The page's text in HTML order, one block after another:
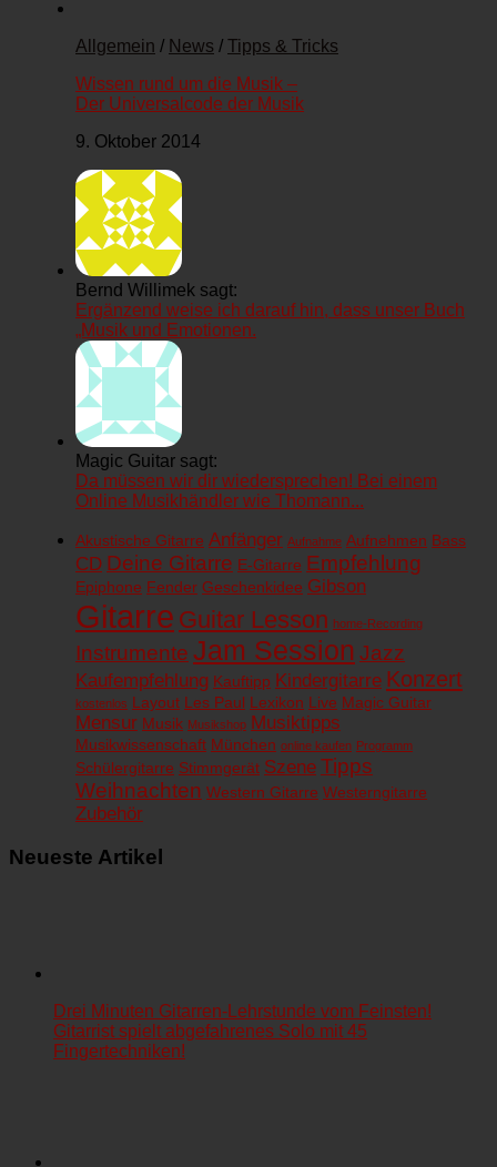
Allgemein / News / Tipps & Tricks
Wissen rund um die Musik –
Der Universalcode der Musik
9. Oktober 2014
Bernd Willimek sagt:
Ergänzend weise ich darauf hin, dass unser Buch
„Musik und Emotionen.
Magic Guitar sagt:
Da müssen wir dir wiedersprechen! Bei einem
Online Musikhändler wie Thomann...
Akustische Gitarre Anfänger Aufnahme Aufnehmen Bass
CD Deine Gitarre E-Gitarre Empfehlung
Epiphone Fender Geschenkidee Gibson
Gitarre Guitar Lesson home-Recording
Instrumente Jam Session Jazz
Kaufempfehlung Kauftipp Kindergitarre Konzert
kostenlos Layout Les Paul Lexikon Live Magic Guitar
Mensur Musik Musikshop Musiktipps
Musikwissenschaft München online kaufen Programm
Schülergitarre Stimmgerät Szene Tipps
Weihnachten Western Gitarre Westerngitarre
Zubehör
Neueste Artikel
Drei Minuten Gitarren-Lehrstunde vom Feinsten!
Gitarrist spielt abgefahrenes Solo mit 45
Fingertechniken!